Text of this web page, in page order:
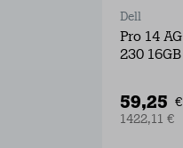
Dell
Pro 14
230
59,25
1422,11 €